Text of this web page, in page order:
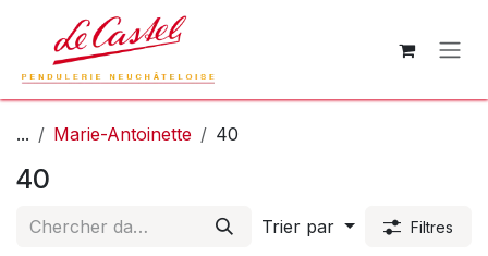
Se rendre au contenu
... Marie-Antoinette 40
40
Trier par Filtres